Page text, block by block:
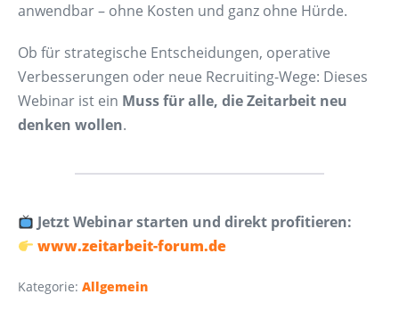
anwendbar – ohne Kosten und ganz ohne Hürde.
Ob für strategische Entscheidungen, operative
Verbesserungen oder neue Recruiting-Wege: Dieses
Webinar ist ein Muss für alle, die Zeitarbeit neu
denken wollen.
Jetzt Webinar starten und direkt profitieren:
www.zeitarbeit-forum.de
Kategorie: Allgemein